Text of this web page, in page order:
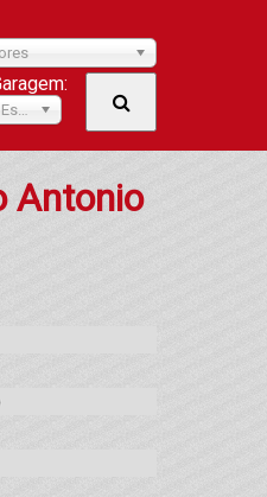
Escolher
Antonio